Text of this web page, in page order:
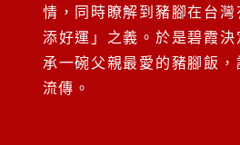
情，同時瞭解到豬腳在台灣
添好運」之義。於是碧霞
承一碗父親最愛的豬腳飯
流傳。